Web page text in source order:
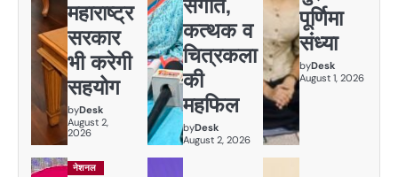
महाराष्ट्र
सरकार
भी करेगी
सहयोग
byDesk
August 2,
2026
संगीत,
कत्थक व
चित्रकला
की
महफिल
byDesk
August 2, 2026
पूर्णिमा
संध्या
byDesk
August 1, 2026
नेशनल